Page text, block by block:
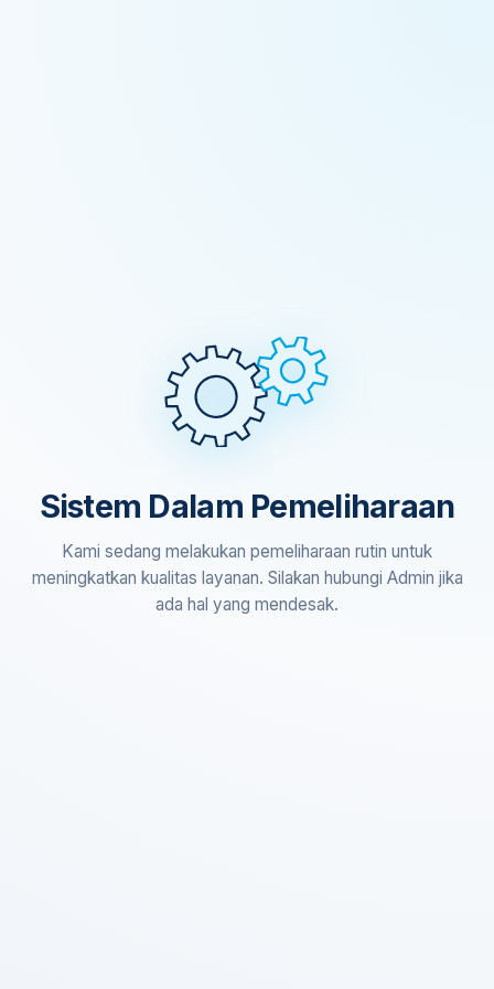
Sistem Dalam Pemeliharaan
Kami sedang melakukan pemeliharaan rutin untuk
meningkatkan kualitas layanan. Silakan hubungi Admin jika
ada hal yang mendesak.